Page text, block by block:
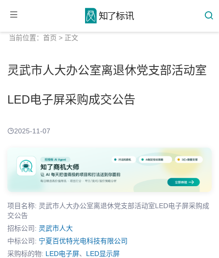
当前位置： 首页 > 正文
灵武市人大办公室离退休党支部活动室
LED电子屏采购成交公告
2025-11-07
项目名称: 灵武市人大办公室离退休党支部活动室LED电子屏采购成
交公告
招标公司: 灵武市人大
中标公司: 宁夏百优特光电科技有限公司
采购标的物: LED电子屏、 LED显示屏